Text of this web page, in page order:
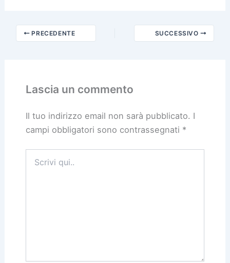
PRECEDENTE SUCCESSIVO
Lascia un commento
Il tuo indirizzo email non sarà pubblicato. I
campi obbligatori sono contrassegnati *
qui..